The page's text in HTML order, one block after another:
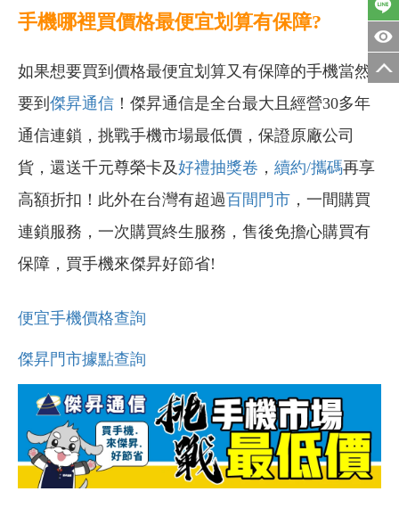
手機哪裡買價格最便宜划算有保障?
如果想要買到價格最便宜划算又有保障的手機當然
要到 傑昇通信 ！傑昇通信是全台最大且經營30多年
通信連鎖，挑戰手機市場最低價，保證原廠公司
貨，還送千元尊榮卡及好禮抽獎卷 ， 續約/攜碼再享
高額折扣！此外在台灣有超過百間門市 ，一間購買
連鎖服務，一次購買終生服務，售後免擔心購買有
保障，買手機來傑昇好節省!
便宜手機價格查詢
傑昇門市據點查詢